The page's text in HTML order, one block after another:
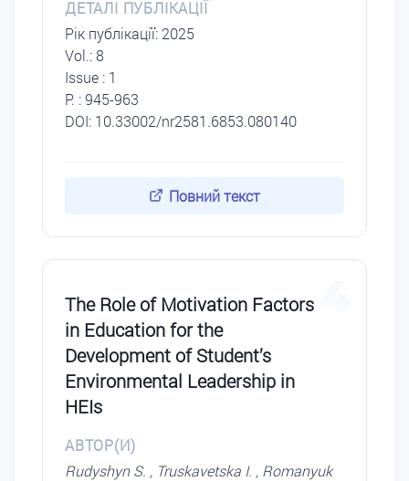
ДЕТАЛІ ПУБЛІКАЦІЇ
Рік публікації: 2025
Vol.: 8
Issue : 1
P. : 945-963
DOI: 10.33002/nr2581.6853.080140
Повний текст
The Role of Motivation Factors
in Education for the
Development of Student’s
Environmental Leadership in
HEIs
АВТОР(И)
Rudyshyn S. , Truskavetska I. , Romanyuk